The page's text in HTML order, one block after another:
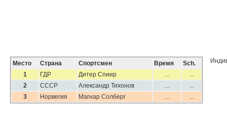
Место Страна Спортсмен Время
Sch.
1
ГДР Дитер Спиир ...
...
2
СССР Александр Тихонов ...
...
3
Норвегия Магнар Солберг ... ...